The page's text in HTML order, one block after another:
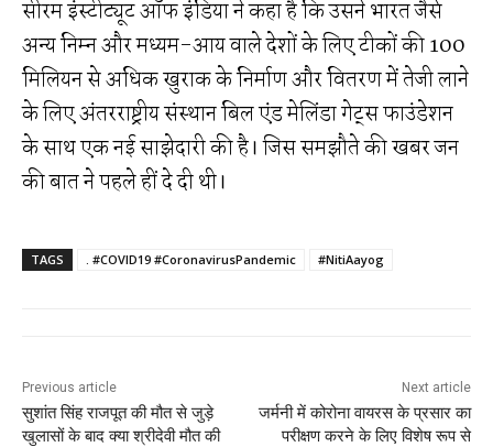
सीरम इंस्टीट्यूट ऑफ इंडिया ने कहा है कि उसने भारत जैसे
अन्य निम्न और मध्यम-आय वाले देशों के लिए टीकों की 100
मिलियन से अधिक खुराक के निर्माण और वितरण में तेजी लाने
के लिए अंतरराष्ट्रीय संस्थान बिल एंड मेलिंडा गेट्स फाउंडेशन
के साथ एक नई साझेदारी की है। जिस समझौते की खबर जन
की बात ने पहले हीं दे दी थी।
TAGS . #COVID19 #CoronavirusPandemic #NitiAayog
Previous article
सुशांत सिंह राजपूत की मौत से जुड़े
खुलासों के बाद क्या श्रीदेवी मौत की
Next article
जर्मनी में कोरोना वायरस के प्रसार का
परीक्षण करने के लिए विशेष रूप से